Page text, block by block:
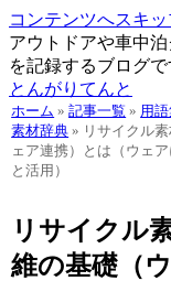
コンテンツへスキッ
アウトドアや車中
を記録するブログで
とんがりてんと
ホーム »記事一覧 » 用
素材辞典 » リサイクル
ェア連携）とは（ウェ
と活用）
リサイクル
維の基礎（